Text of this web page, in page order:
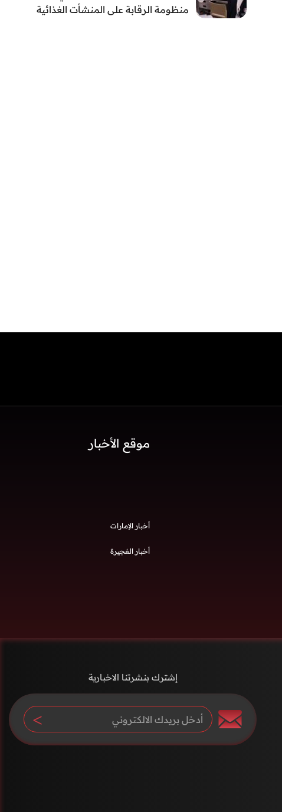
منظومة الرقابة على المنشأت الغذائية
موقع الأخبار
أخبار الإمارات
أخبار الفجيرة
إشترك بنشرتنا الاخبارية